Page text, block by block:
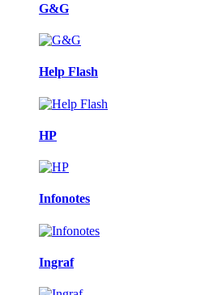
G&G
Help Flash
HP
Infonotes
Ingraf